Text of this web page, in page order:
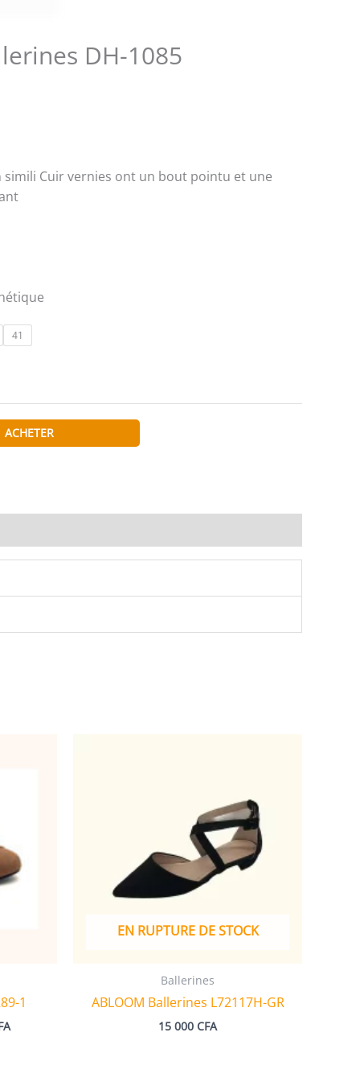
DH-1085
simili Cuir vernies ont un bout pointu et une
41
ACHETER
1
Plage
EN RUPTURE DE STOCK
Ballerines
ABLOOM Ballerines L72117H-GR
15 000 CFA